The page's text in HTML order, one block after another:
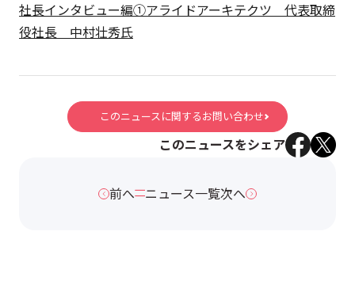
社長インタビュー編①アライドアーキテクツ 代表取締
役社長 中村壮秀氏
このニュースに関するお問い合わせ
このニュースをシェア
前へ ニュース一覧次へ